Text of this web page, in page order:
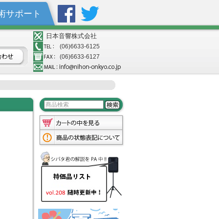
サポート
日本音響株式会社
(06)6633-6125
(06)6633-6127